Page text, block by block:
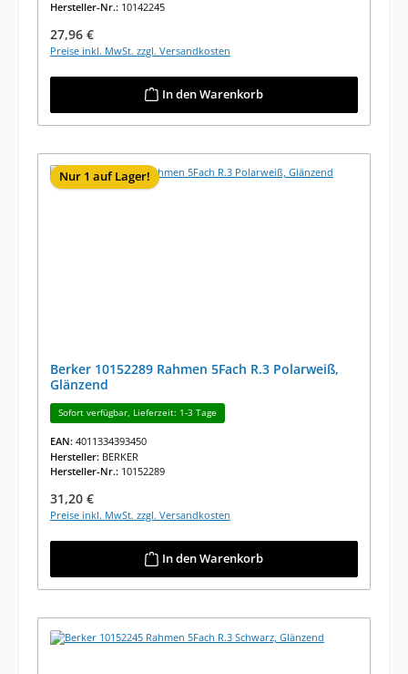
Hersteller-Nr.: 10142245
Regulärer Preis:
27,96 €
Preise inkl. MwSt. zzgl. Versandkosten
In den Warenkorb
Nur 1 auf Lager!
Berker 10152289 Rahmen 5Fach R.3 Polarweiß,
Glänzend
Sofort verfügbar, Lieferzeit: 1-3 Tage
EAN: 4011334393450
Hersteller: BERKER
Hersteller-Nr.: 10152289
Regulärer Preis:
31,20 €
Preise inkl. MwSt. zzgl. Versandkosten
In den Warenkorb